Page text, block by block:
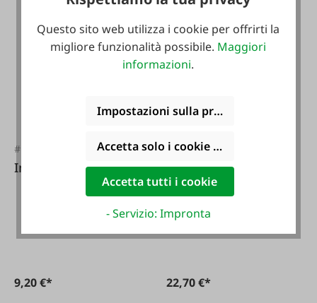
#FA5016
Interpuls Filtro
9,20 €*
#FA51855
Interpuls
Adattatore per
pulsatore Interpuls
L02 per coperchio
22,70 €*
Questo sito web utilizza i cookie per offrirti la
migliore funzionalità possibile. Maggiori
informazioni.
Impostazioni sulla privacy
Accetta solo i cookie funzionali
Accetta tutti i cookie
- Servizio: Impronta